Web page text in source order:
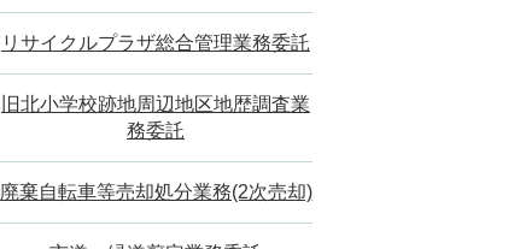
リサイクルプラザ総合管理業務委託
旧北小学校跡地周辺地区地歴調査業
務委託
廃棄自転車等売却処分業務(2次売却)